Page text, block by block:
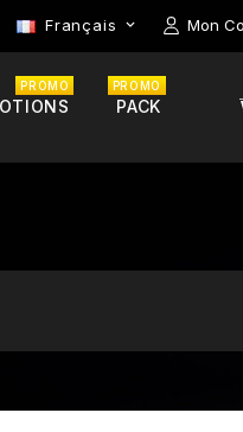
Mon
Français 
PROMO
PACK
PROMO